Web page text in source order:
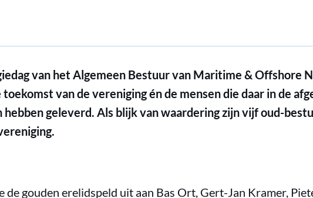
van het Algemeen Bestuur van Maritime & Offshore
van de vereniging én de mensen die daar in de
hebben geleverd. Als blijk van waardering zijn vijf oud-
gouden erelidspeld uit aan Bas Ort, Gert-Jan Kramer,